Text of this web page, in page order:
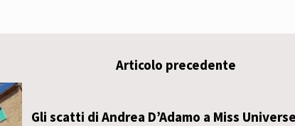
Articolo precedente
Gli scatti di Andrea D’Adamo a Miss